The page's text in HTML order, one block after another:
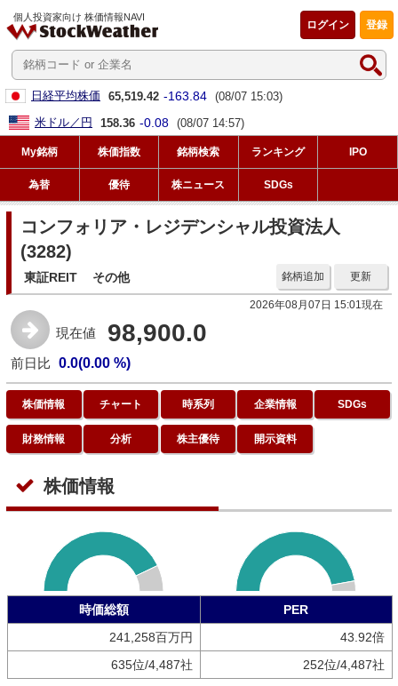
個人投資家向け 株価情報NAVI
登録
ログイン
日経平均株価 65,519.42 -163.84 (08/07 15:03)
米ドル／円
158.36 -0.08 (08/07 14:57)
My銘柄 株価指数 銘柄検索 ランキング IPO
為替 優待 株ニュース SDGs
コンフォリア・レジデンシャル投資法人
(3282)
東証REIT その他 更新
銘柄追加
2026年08月07日 15:01現在
現在値 98,900.0
前日比 0.0(0.00 %)
株価情報 チャート 時系列 企業情報 SDGs
財務情報 分析 株主優待 開示資料
株価情報
時価総額
PER
241,258百万円
43.92倍
635位/4,487社
252位/4,487社